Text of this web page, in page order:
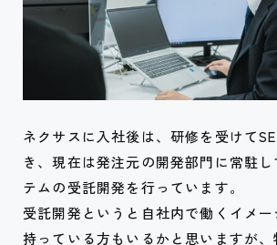
ネクサスに入社後は、研修を受けて
き、現在は発注元の開発部門に常駐
テムの受託開発を行っています。
受託開発というと自社内で働くイメー
持っている方もいるかと思いますが